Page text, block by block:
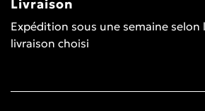
Livraison
Expédition sous une semaine selon
livraison choisi